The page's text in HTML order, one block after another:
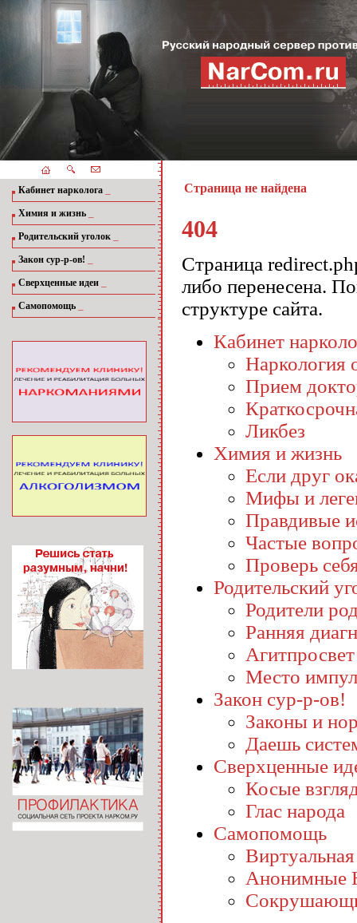
Кабинет нарколога
Химия и жизнь
Родительский уголок
Закон сур-р-ов!
Сверхценные идеи
Самопомощь
Страница не найдена
404
Страница
либо перенесена.
структуре сайта.
Кабинет
Наркология
Прием
Ликбез
Химия и жизнь
Если друг
Мифы и
Правдивые
Частые
Проверь
Родительский
Родители
Ранняя
Агитпросвет
Место
Закон сур-р-ов!
Законы и
Даешь
Сверхценные
Косые
Глас народа
Самопомощь
Анонимные